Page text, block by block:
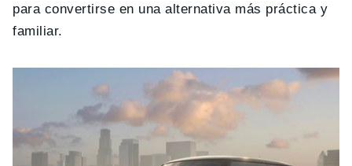
para convertirse en una alternativa más práctica y
familiar.